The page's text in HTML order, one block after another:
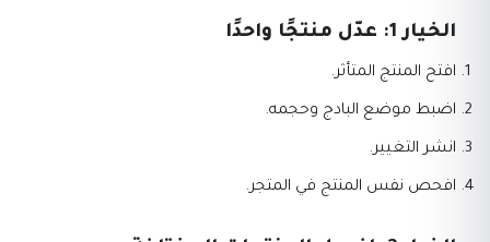
الخيار 1: عدّل منتجًا واحدًا
افتح المنتج المتأثر.
اضبط موضع البادج وحجمه.
انشر التغيير.
افحص نفس المنتج في المتجر.